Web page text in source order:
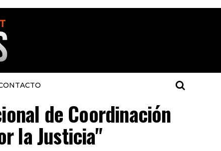
de Coordinación
la Justicia"